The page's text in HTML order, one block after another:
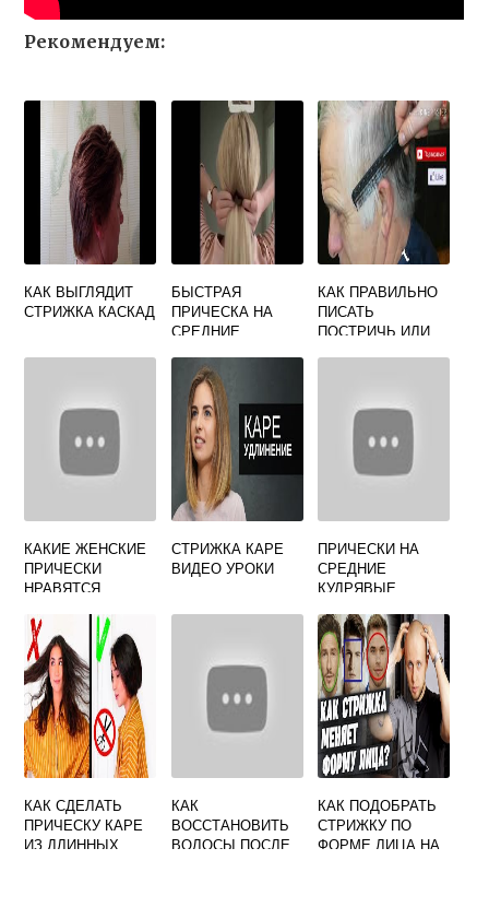
Рекомендуем:
КАК ВЫГЛЯДИТ
СТРИЖКА КАСКАД
БЫСТРАЯ
ПРИЧЕСКА НА
СРЕДНИЕ
КАЖДЫЙ ДЕНЬ
СВОИМИ РУКАМИ
КАК ПРАВИЛЬНО
ПИСАТЬ
ПОСТРИЧЬ ИЛИ
КАКИЕ ЖЕНСКИЕ
ПРИЧЕСКИ
НРАВЯТСЯ
СТРИЖКА КАРЕ
ВИДЕО УРОКИ
ПРИЧЕСКИ НА
СРЕДНИЕ
КУДРЯВЫЕ
ДОМАШНИХ
УСЛОВИЯХ
КАК СДЕЛАТЬ
ПРИЧЕСКУ КАРЕ
ИЗ ДЛИННЫХ
КАК
ВОССТАНОВИТЬ
ВОЛОСЫ ПОСЛЕ
КАК ПОДОБРАТЬ
СТРИЖКУ ПО
ФОРМЕ ЛИЦА НА